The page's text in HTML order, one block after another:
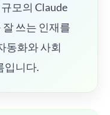
규모의 Claude
쓰는 인재를
동화와 사회
입니다.